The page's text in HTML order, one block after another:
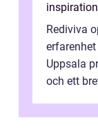
inspiration
Rediviva
Uppsala
och ett